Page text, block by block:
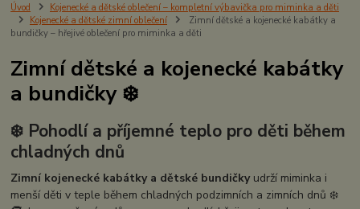
Úvod
Kojenecké a dětské oblečení – kompletní výbavička pro miminka a děti
Kojenecké a dětské zimní oblečení
Zimní dětské a kojenecké kabátky a
bundičky – hřejivé oblečení pro miminka a děti
Zimní dětské a kojenecké kabátky
a bundičky ❄️
❄️ Pohodlí a příjemné teplo pro děti během
chladných dnů
Zimní kojenecké kabátky a dětské bundičkyudrží miminka i
menší děti v teple během chladných podzimních a zimních dnů ❄️